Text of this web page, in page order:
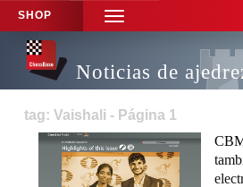
SHOP
TOGGLE
NAVIGATION
Noticias de
tag: Vaishali - Página 1